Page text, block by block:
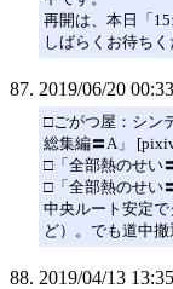
再開は、本日「
しばらくお待ちく
2019/06/20
□ごがつ屋：シン
総集編〓A」
□「全部熱のせい
□「全部熱のせい
中央ルート安定
ど）。でも道中
2019/04/13